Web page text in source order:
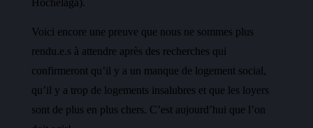
Hochelaga).
Voici encore une preuve que nous ne sommes plus
rendu.e.s à attendre après des recherches qui
confirmeront qu’il y a un manque de logement social,
qu’il y a trop de logements insalubres et que les loyers
sont de plus en plus chers. C’est aujourd’hui que l’on